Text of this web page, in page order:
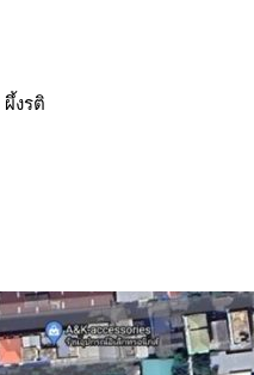
ผึ้งรติ